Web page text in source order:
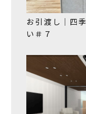
お引渡し｜四
い＃７